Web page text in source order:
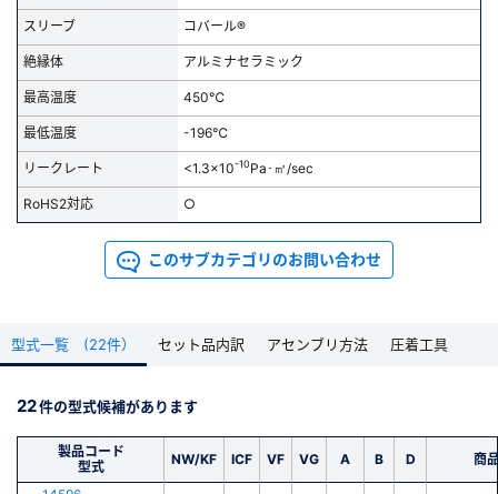
スリーブ コバール®
絶縁体 アルミナセラミック
最高温度 450℃
最低温度 -196℃
リークレート <1.3x10-10Pa･㎥/sec
RoHS2対応 ○
このサブカテゴリのお問い合わせ
型式一覧 (22件） セット品内訳 アセンブリ方法 圧着工具
22件の型式候補があります
製品コード
型式
NW/KF ICF VF VG A B D 商
※パスワードをお忘れの方は、パスワード再発行ページへ
※メールアドレスを忘れた方は、
お問い合わせページ
い